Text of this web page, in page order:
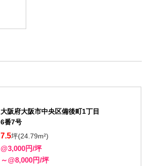
大阪府大阪市中央区備後町1丁目
6番7号
7.5坪(24.79m²)
@3,000円/坪
～@8,000円/坪